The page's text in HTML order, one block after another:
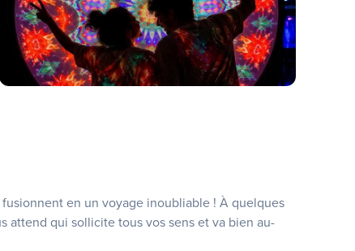
en un voyage inoubliable ! À quelques
attend qui sollicite tous vos sens et va bien au-